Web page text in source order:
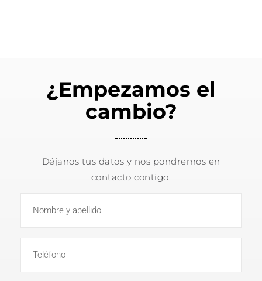
¿Empezamos el
cambio?
Déjanos tus datos y nos pondremos en
contacto contigo.